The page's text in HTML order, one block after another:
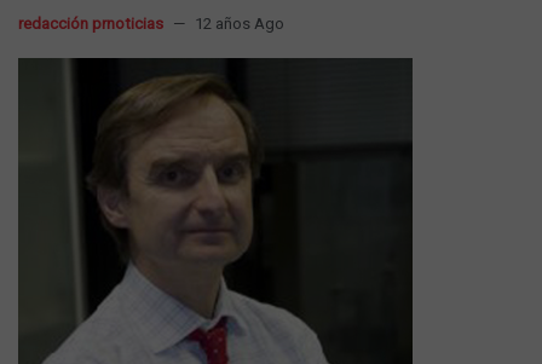
redacción prnoticias 12 años Ago